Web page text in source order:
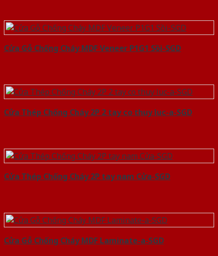
Cửa Gỗ Chống Cháy MDF Veneer P1G1 Sồi-SGD
Cửa Thép Chống Cháy 2P 2 tay co thuy luc-a-SGD
Cửa Thép Chống Cháy 2P tay nam Cửa-SGD
Cửa Gỗ Chống Cháy MDF Laminate-a-SGD